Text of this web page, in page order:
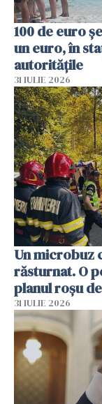
100 de euro
un euro, în
autoritățile
31 IULIE 2026
Un microbuz
răsturnat. O
planul roșu
31 IULIE 2026